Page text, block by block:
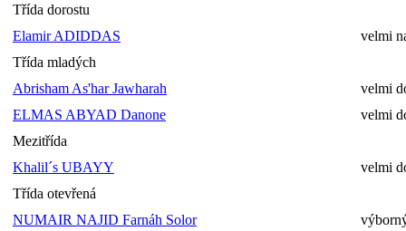
Třída dorostu
Elamir ADIDDAS
velmi
Třída mladých
Abrisham As'har Jawharah
velmi
ELMAS ABYAD Danone
velmi
Mezitřída
Khalil´s UBAYY
velmi
Třída otevřená
NUMAIR NAJID Farnáh Solor